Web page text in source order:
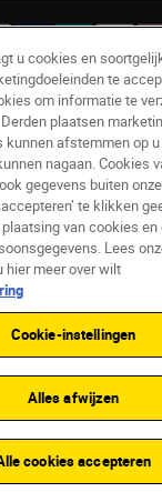
Privacyverklaring
voorwaarden
Toegankelijkheid
u cookies en
te
om informatie te
plaatsen
kunnen afstemmen op
nagaan. Cookies
gegevens buiten
te klikken
van cookies
Lees
hier meer over wilt
Cookie-instellingen
Alles afwijzen
cookies accepteren